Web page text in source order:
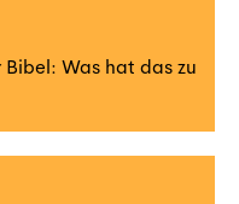
Was hat das zu